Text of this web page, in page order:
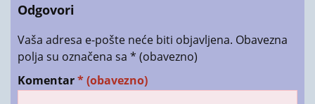
Odgovori
Vaša adresa e-pošte neće biti objavljena. Obavezna
polja su označena sa * (obavezno)
Komentar* (obavezno)